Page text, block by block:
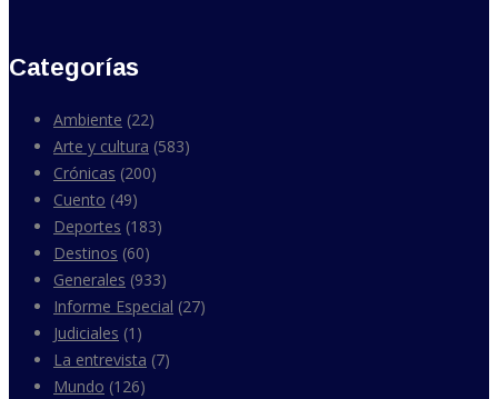
Categorías
Ambiente (22)
Arte y cultura (583)
Crónicas (200)
Cuento (49)
Deportes (183)
Destinos (60)
Generales (933)
Informe Especial (27)
Judiciales (1)
La entrevista (7)
Mundo (126)